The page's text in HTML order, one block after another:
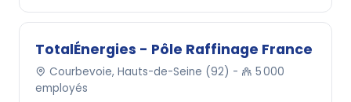
TotalÉnergies - Pôle Raffinage France
Courbevoie, Hauts-de-Seine (92) -
5 000
employés